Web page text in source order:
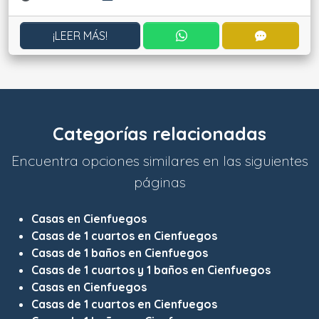
¡LEER MÁS! CONTACTAR POR
Categorías relacionadas
Encuentra opciones similares en las siguientes
páginas
Casas en Cienfuegos
Casas de 1 cuartos en Cienfuegos
Casas de 1 baños en Cienfuegos
Casas de 1 cuartos y 1 baños en Cienfuegos
Casas en Cienfuegos
Casas de 1 cuartos en Cienfuegos